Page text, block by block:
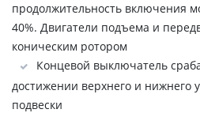
продолжительность включения
40%. Двигатели подъема и
коническим ротором
Концевой выключатель
достижении верхнего и нижнего
подвески